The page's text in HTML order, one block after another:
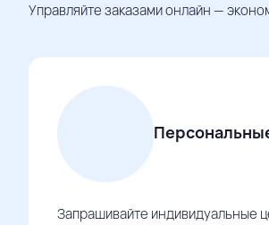
Управляйте заказами онлайн —
Запрашивайте индивидуальные